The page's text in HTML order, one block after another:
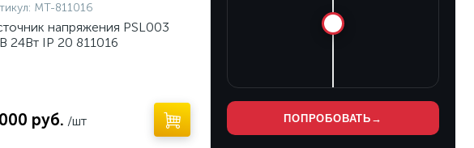
MT-811016
напряжения PSL003
24Вт IP 20 811016
руб. /шт ПОПРОБОВАТЬ →